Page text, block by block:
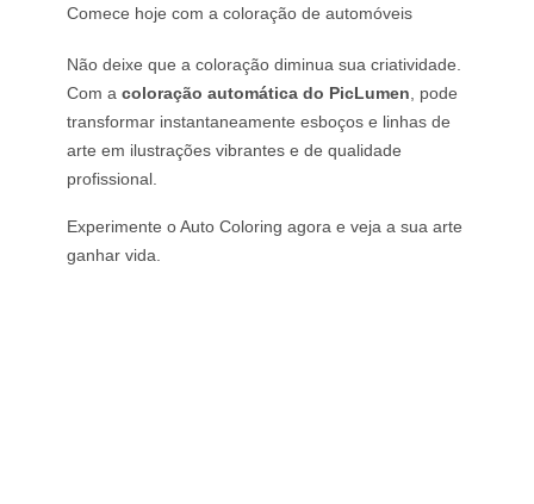
Comece hoje com a coloração de automóveis
Não deixe que a coloração diminua sua criatividade.
Com a coloração automática do PicLumen , pode
transformar instantaneamente esboços e linhas de
arte em ilustrações vibrantes e de qualidade
profissional.
Experimente o Auto Coloring agora e veja a sua arte
ganhar vida.